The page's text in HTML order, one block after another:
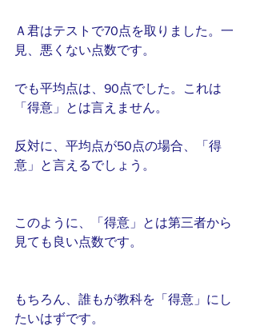
Ａ君はテストで70点を取りました。一
見、悪くない点数です。
でも平均点は、90点でした。これは
「得意」とは言えません。
反対に、平均点が50点の場合、「得
意」と言えるでしょう。
このように、「得意」とは第三者から
見ても良い点数です。
もちろん、誰もが教科を「得意」にし
たいはずです。